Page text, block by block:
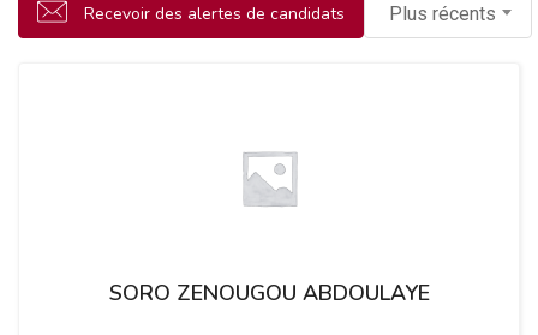
Recevoir des alertes de candidats Plus récents
SORO ZENOUGOU ABDOULAYE